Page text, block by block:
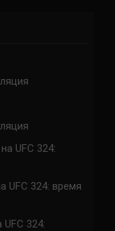
UFC 324:
UFC 324: время
324: